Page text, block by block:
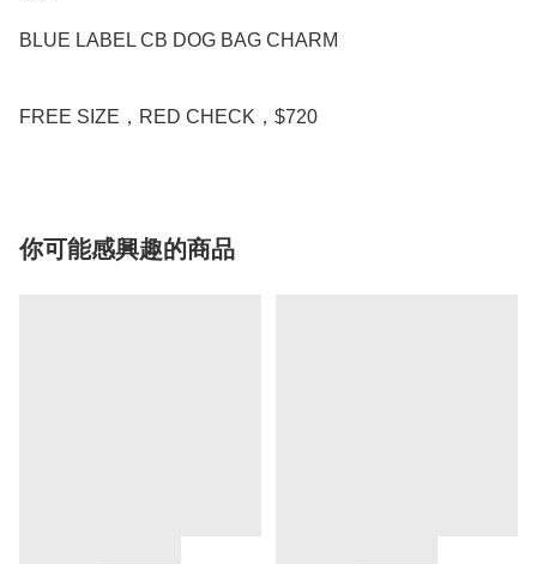
BLUE LABEL CB DOG BAG CHARM
FREE SIZE，RED CHECK，$720
你可能感興趣的商品